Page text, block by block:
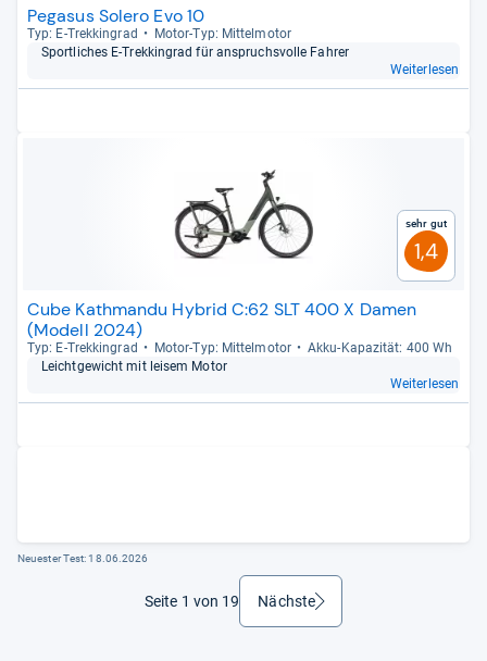
Pegasus Solero Evo 10
Typ: E-​Trek­kin­grad
Motor-​Typ: Mit­tel­mo­tor
Sport­li­ches E-​Trek­kin­grad für anspruchs­volle Fah­rer
Weiterlesen
Sehr gut
1,4
Cube Kathmandu Hybrid C:62 SLT 400 X Damen
(Modell 2024)
Typ: E-​Trek­kin­grad Motor-​Typ: Mit­tel­mo­tor
Akku-​Kapa­zi­tät: 400 Wh
Leicht­ge­wicht mit lei­sem Motor
Weiterlesen
Neuester Test:18.06.2026
Seite 1 von 19 Nächsteweiter